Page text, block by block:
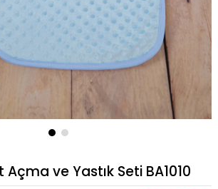
ve Yastık Seti BA1010